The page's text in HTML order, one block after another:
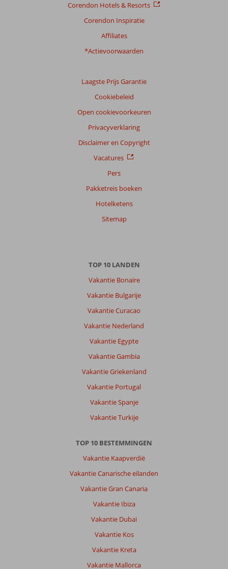
Corendon Hotels & Resorts
Corendon Inspiratie
Affiliates
*Actievoorwaarden
Laagste Prijs Garantie
Cookiebeleid
Open cookievoorkeuren
Privacyverklaring
Disclaimer en Copyright
Vacatures
Pers
Pakketreis boeken
Hotelketens
Sitemap
TOP 10 LANDEN
Vakantie Bonaire
Vakantie Bulgarije
Vakantie Curacao
Vakantie Nederland
Vakantie Egypte
Vakantie Gambia
Vakantie Griekenland
Vakantie Portugal
Vakantie Spanje
Vakantie Turkije
TOP 10 BESTEMMINGEN
Vakantie Kaapverdië
Vakantie Canarische eilanden
Vakantie Gran Canaria
Vakantie Ibiza
Vakantie Dubai
Vakantie Kos
Vakantie Kreta
Vakantie Mallorca